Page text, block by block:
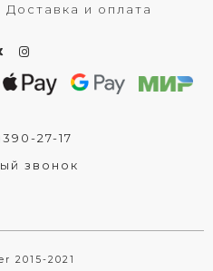
Доставка и оплата
27-17
звонок
2015-2021